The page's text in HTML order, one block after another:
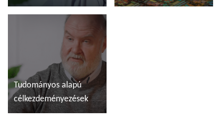
További tudnivalók
Tudományos alapú
célkezdeményezések